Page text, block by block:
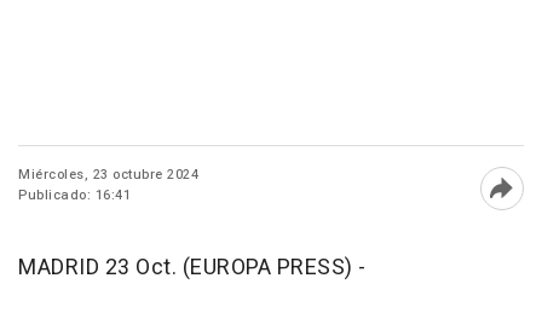
Miércoles, 23 octubre 2024
Publicado: 16:41
MADRID 23 Oct. (EUROPA PRESS) -